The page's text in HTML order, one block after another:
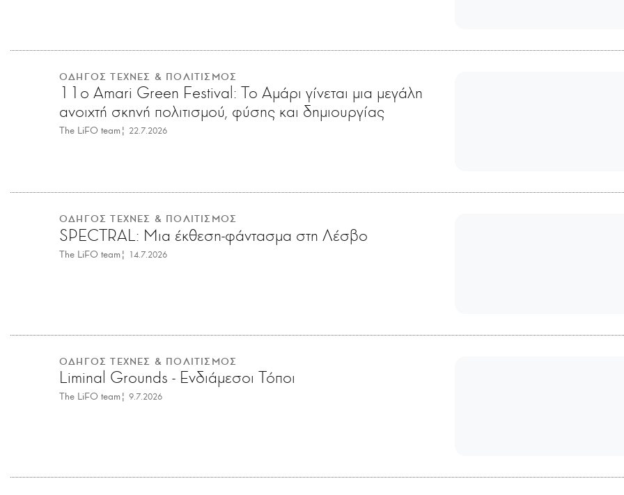
ΟΔΗΓΟΣ ΤΕΧΝΕΣ & ΠΟΛΙΤΙΣΜΟΣ
11o Amari Green Festival: Το Αμάρι γίνεται μια μεγάλη
ανοιχτή σκηνή πολιτισμού, φύσης και δημιουργίας
The LiFO team| 22.7.2026
ΟΔΗΓΟΣ ΤΕΧΝΕΣ & ΠΟΛΙΤΙΣΜΟΣ
SPECTRAL: Μια έκθεση-φάντασμα στη Λέσβο
The LiFO team| 14.7.2026
ΟΔΗΓΟΣ ΤΕΧΝΕΣ & ΠΟΛΙΤΙΣΜΟΣ
Liminal Grounds - Ενδιάμεσοι Τόποι
The LiFO team| 9.7.2026